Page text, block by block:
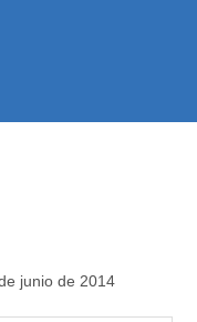
junio de 2014